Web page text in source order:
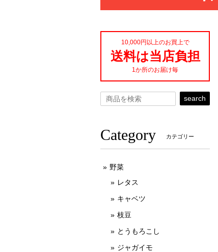
10,000円以上のお買上で
送料は当店負担
1か所のお届け毎
search
Category カテゴリー
野菜
レタス
キャベツ
枝豆
とうもろこし
ジャガイモ